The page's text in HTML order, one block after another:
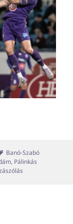
is
Címke
Banó-Szabó
, Pálinkás